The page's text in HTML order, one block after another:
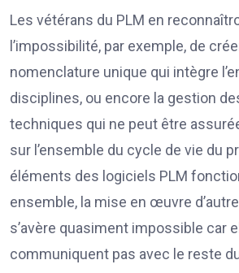
Les vétérans du PLM en
l’impossibilité, par exemple, de
nomenclature unique qui intègre
disciplines, ou encore la gestion
techniques qui ne peut être
sur l’ensemble du cycle de vie du
éléments des logiciels PLM
ensemble, la mise en œuvre
s’avère quasiment impossible car
communiquent pas avec le reste